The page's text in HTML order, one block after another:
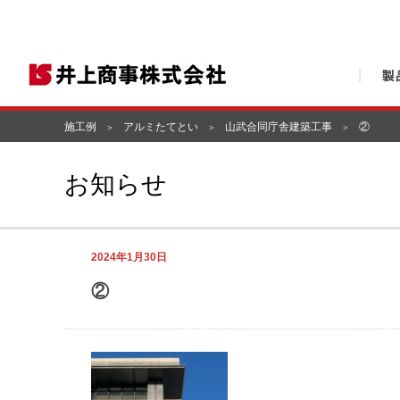
施工例 アルミたてとい 山武合同庁舎建築工事 ②
お知らせ
2024年1月30日
②